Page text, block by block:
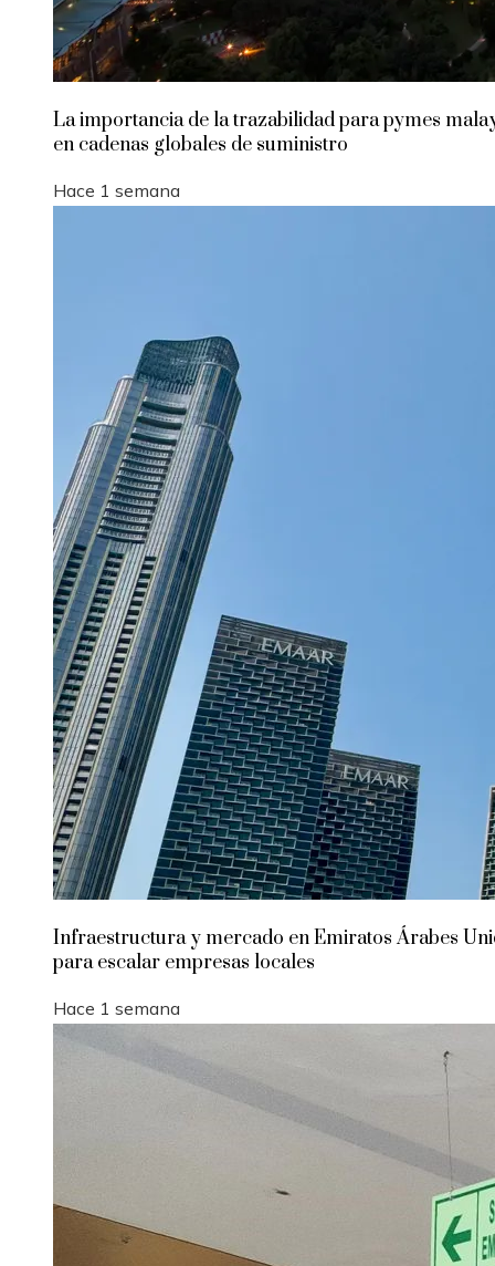
La importancia de la trazabilidad para pymes
en cadenas globales de suministro
Hace 1 semana
Infraestructura y mercado en Emiratos Árabes
para escalar empresas locales
Hace 1 semana